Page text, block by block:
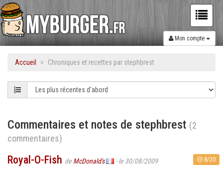
Mon compte
Accueil Chroniques et recettes par stephbrest
Commentaires et notes de stephbrest (2
commentaires)
Royal-O-Fish de McDonald's - le 30/08/2009 8/20